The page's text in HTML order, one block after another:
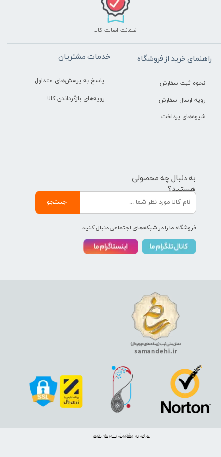
طراحی و پشتیبانی : بارمان تیم
ضمانت اصالت کالا
راهنمای خرید از فروشگاه
نحوه ثبت سفارش
رویه ارسال سفارش
شیوه‌های پرداخت
خدمات مشتریان
پاسخ به پرسش‌های متداول
رویه‌های بازگرداندن کالا
به دنبال چه محصولی
هستید؟
جستجو
فروشگاه ما را در شبکه‌های اجتماعی دنبال کنید: